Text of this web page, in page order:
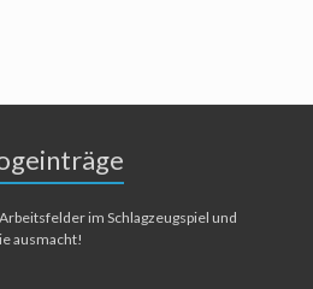
im Schlagzeugspiel und
ausmacht!